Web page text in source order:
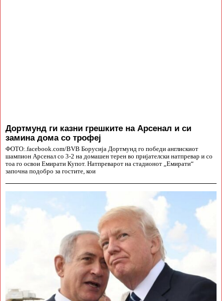
Дортмунд ги казни грешките на Арсенал и си
замина дома со трофеј
ФОТО:.facebook.com/BVB Борусија Дортмунд го победи англискиот
шампион Арсенал со 3-2 на домашен терен во пријателски натпревар и со
тоа го освои Емирати Купот. Натпреварот на стадионот „Емирати“
започна подобро за гостите, кои